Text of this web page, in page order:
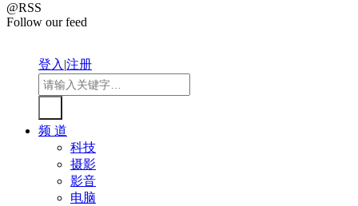
@RSS
Follow our feed
登入|注册
频 道
科技
摄影
影音
电脑